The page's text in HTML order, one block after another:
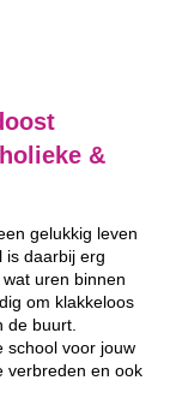
&
gelukkig leven
is daarbij erg
uren binnen
om klakkeloos
de buurt.
school voor jouw
verbreden en ook